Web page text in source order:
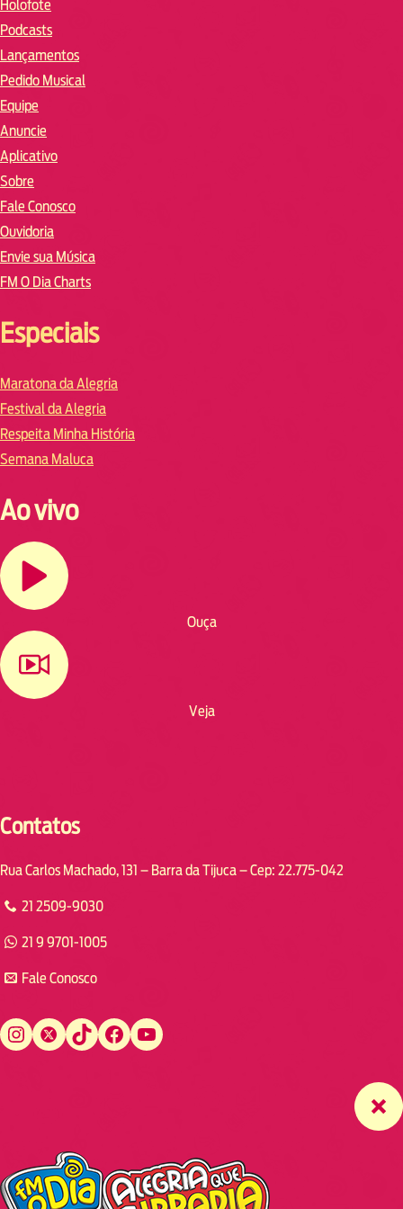
Holofote
Podcasts
Lançamentos
Pedido Musical
Equipe
Anuncie
Aplicativo
Sobre
Fale Conosco
Ouvidoria
Envie sua Música
FM O Dia Charts
Especiais
Maratona da Alegria
Festival da Alegria
Respeita Minha História
Semana Maluca
Ao vivo
Ouça
Veja
Contatos
Rua Carlos Machado, 131 – Barra da Tijuca – Cep: 22.775-042
21 2509-9030
21 9 9701-1005
Fale Conosco
Instagram Twitter TikTok Facebook YouTube